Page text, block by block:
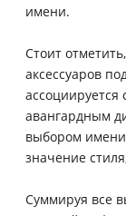
имени.
Стоит
аксессуаров
авангардным
выбором имени
значение
Суммируя все